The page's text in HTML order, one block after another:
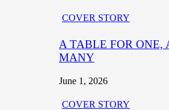
COVER STORY
A TABLE FOR ONE,
MANY
June 1, 2026
COVER STORY